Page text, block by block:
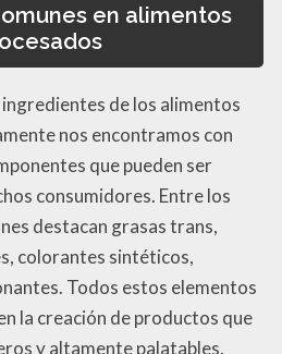
en alimentos
de los alimentos
nos encontramos con
que pueden ser
consumidores. Entre los
destacan grasas trans,
colorantes sintéticos,
Todos estos elementos
la creación de productos que
y altamente palatables.